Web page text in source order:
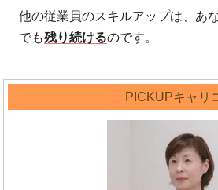
他の従業員のスキルアップは、あ
でも残り続けるのです。
PICKUPキャリ